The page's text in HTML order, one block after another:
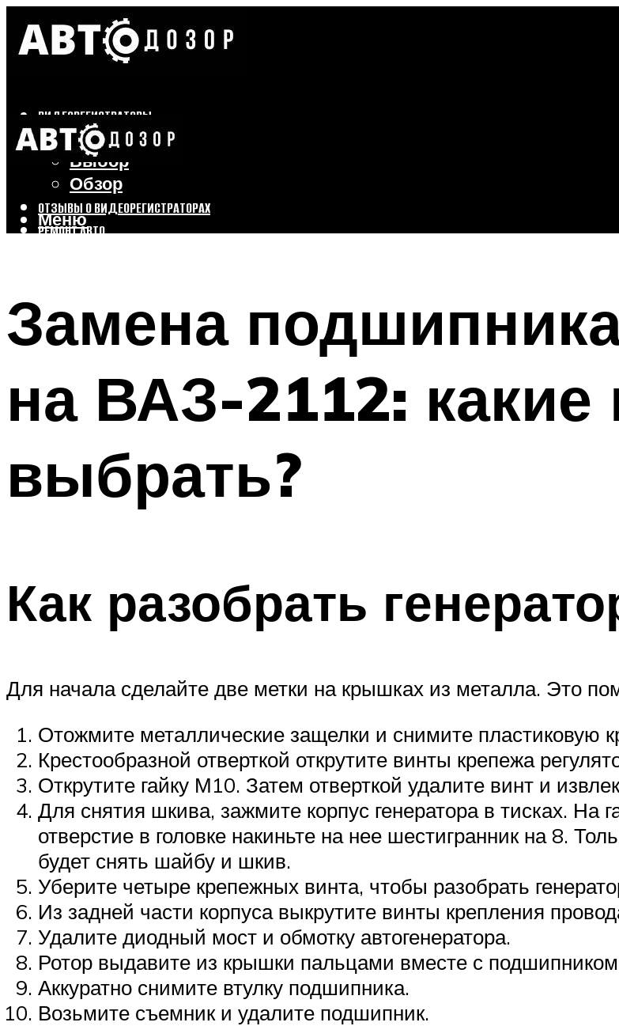
ВИДЕОРЕГИСТРАТОРЫ
Бренды
Выбор
Обзор
ОТЗЫВЫ О ВИДЕОРЕГИСТРАТОРАХ
РЕМОНТ АВТО
Меню
Меню
Замена
на ВАЗ-2112:
выбрать?
Как разобрать
Для начала сделайте две метки на крышках из металла. Это
Отожмите металлические защелки и снимите пластиковую
Крестообразной отверткой открутите винты крепежа
Открутите гайку М10. Затем отверткой удалите винт и
Для снятия шкива, зажмите корпус генератора в тисках. На
отверстие в головке накиньте на нее шестигранник на 8.
будет снять шайбу и шкив.
Уберите четыре крепежных винта, чтобы разобрать
Из задней части корпуса выкрутите винты крепления
Удалите диодный мост и обмотку автогенератора.
Ротор выдавите из крышки пальцами вместе с
Аккуратно снимите втулку подшипника.
Возьмите съемник и удалите подшипник.